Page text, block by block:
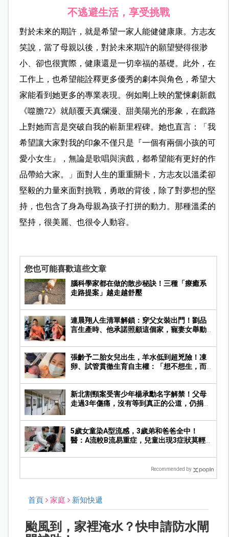
不逃避生活，享受挑戰
對於未來的期許，就是希望一家人能健健康康。方志友
笑說，當了母親以後，對於未來期許的願望變得很渺
小、卻也很實際，健康還是一切幸福的基礎。此外，在
工作上，也希望能詮釋更多優秀的劇本與角色，希望大
家能看到她更多的專業表現。例如剛上映的驚悚劇 新戲
《噬膽72》就顛覆天真爛漫、甜美陽光的形象，在戲路
上對她而言是突破自我的嶄新里程碑。 她也直言：「我
希望讓大家對我的印象不僅只是『一個有兩個小孩的可
愛小女生』，無論是歌唱與演戲，都希望能有更好的作
品帶給大家。」面對人生的重重關卡，方志友以溫柔卻
堅毅的力量來面對挑戰，勇敢的背後，除了對夢想的堅
持，也包含了身為母親為孩子打拼的動力。那種溫柔的
堅持，很美麗、也很令人動容。
您也可能喜歡這些文章
腦科學家都在做的散步秘訣！三種「療癒系
走路提案」越走越舒壓
連晨翔人生清單解鎖：穿父女裝出門！劉品
言生產時、他承諾照顧這個家，寵妻女舉動
張齡予二胎女兒出生，羊水低到超兇險！凍
卵、試管貫徹生育自主權：「想不想生，而
新北割頸案受害少年楊承勳名字解禁！父母
走過3年傷痛，沒有等到真正的公道，仍捐
5歲女童染A型流感，3歲弟和爸爸全中！
醫：A流較B流易重症，兒童出現3症狀莫輕
Recommended by
首頁 家庭 新知快遞
颱風到，家裡淹水？快申請防水閘